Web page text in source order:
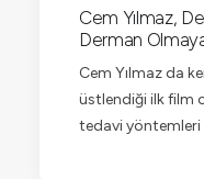
Cem Yılmaz,
Derman
Cem Yılmaz da
üstlendiği ilk film
tedavi yöntemleri